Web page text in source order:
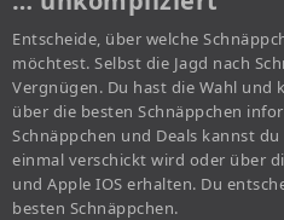
Entscheide, über welche
möchtest. Selbst die Jagd nach
Vergnügen. Du hast die Wahl und
über die besten Schnäppchen
Schnäppchen und Deals kannst
einmal verschickt wird oder über
und Apple IOS erhalten. Du
besten Schnäppchen.